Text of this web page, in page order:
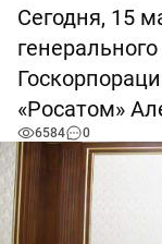
Сегодня, 15
«Росатом»
6584 0